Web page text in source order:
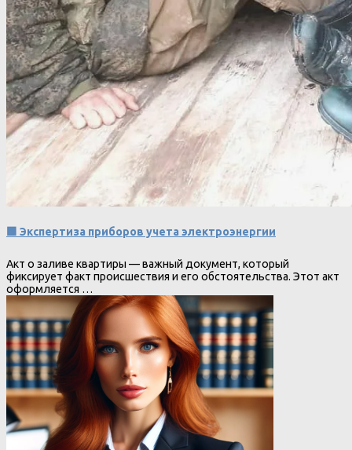
🟩 Экспертиза приборов учета электроэнергии
Акт о заливе квартиры — важный документ, который
фиксирует факт происшествия и его обстоятельства. Этот акт
оформляется …